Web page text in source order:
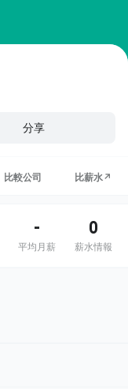
分享
比較公司 比薪水↗
-
平均月薪
0
薪水情報